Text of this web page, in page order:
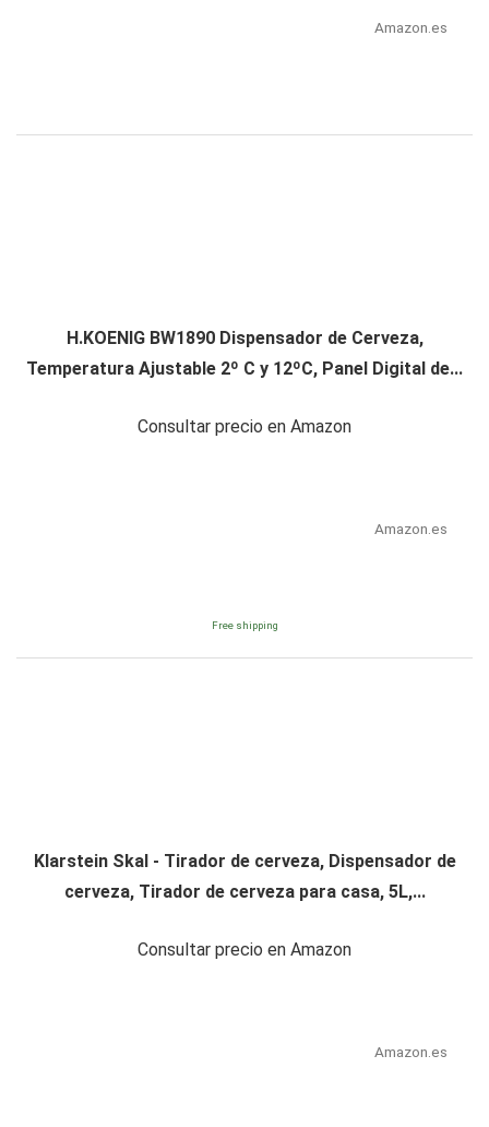
Amazon.es
H.KOENIG BW1890 Dispensador de Cerveza,
Temperatura Ajustable 2º C y 12ºC, Panel Digital de...
Consultar precio en Amazon
Amazon.es
Free shipping
Klarstein Skal - Tirador de cerveza, Dispensador de
cerveza, Tirador de cerveza para casa, 5L,...
Consultar precio en Amazon
Amazon.es